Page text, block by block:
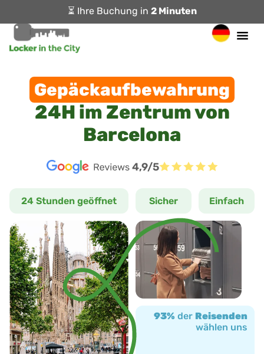
⏳ Ihre Buchung in 2 Minuten
Gepäckaufbewahrung
24H im Zentrum von
Barcelona
4,9/5
93% der Reisenden
wählen uns
Sicher Einfach
24 Stunden geöffnet